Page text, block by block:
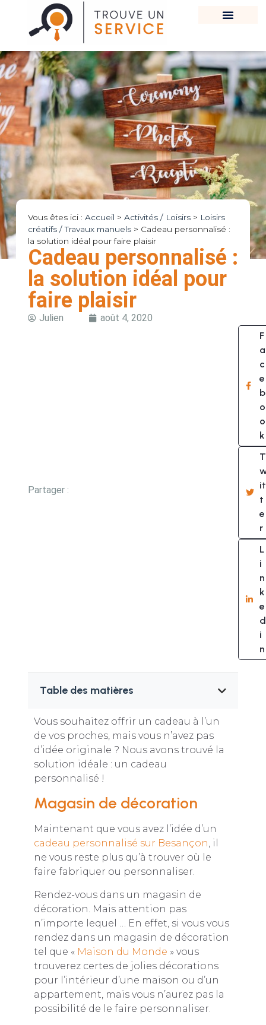
Vous êtes ici : Accueil > Activités / Loisirs> Loisirs
créatifs / Travaux manuels> Cadeau personnalisé :
la solution idéal pour faire plaisir
Cadeau personnalisé :
la solution idéal pour
faire plaisir
Julien août 4, 2020
Partager :
F
a
c
e
b
o
o
k
T
it
t
e
r
L
i
n
k
e
d
i
n
Table des matières
Vous souhaitez offrir un cadeau à l’un
de vos proches, mais vous n’avez pas
d’idée originale ? Nous avons trouvé la
solution idéale : un cadeau
personnalisé !
Magasin de décoration
Maintenant que vous avez l’idée d’un
cadeau personnalisé sur Besançon, il
ne vous reste plus qu’à trouver où le
faire fabriquer ou personnaliser.
Rendez-vous dans un magasin de
décoration. Mais attention pas
n’importe lequel … En effet, si vous vous
rendez dans un magasin de décoration
tel que « Maison du Monde » vous
trouverez certes de jolies décorations
pour l’intérieur d’une maison ou d’un
appartement, mais vous n’aurez pas la
possibilité de le faire personnaliser.